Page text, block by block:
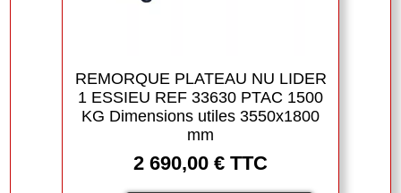
REMORQUE PLATEAU NU LIDER
1 ESSIEU REF 33630 PTAC 1500
KG Dimensions utiles 3550x1800
mm
2 690,00 € TTC